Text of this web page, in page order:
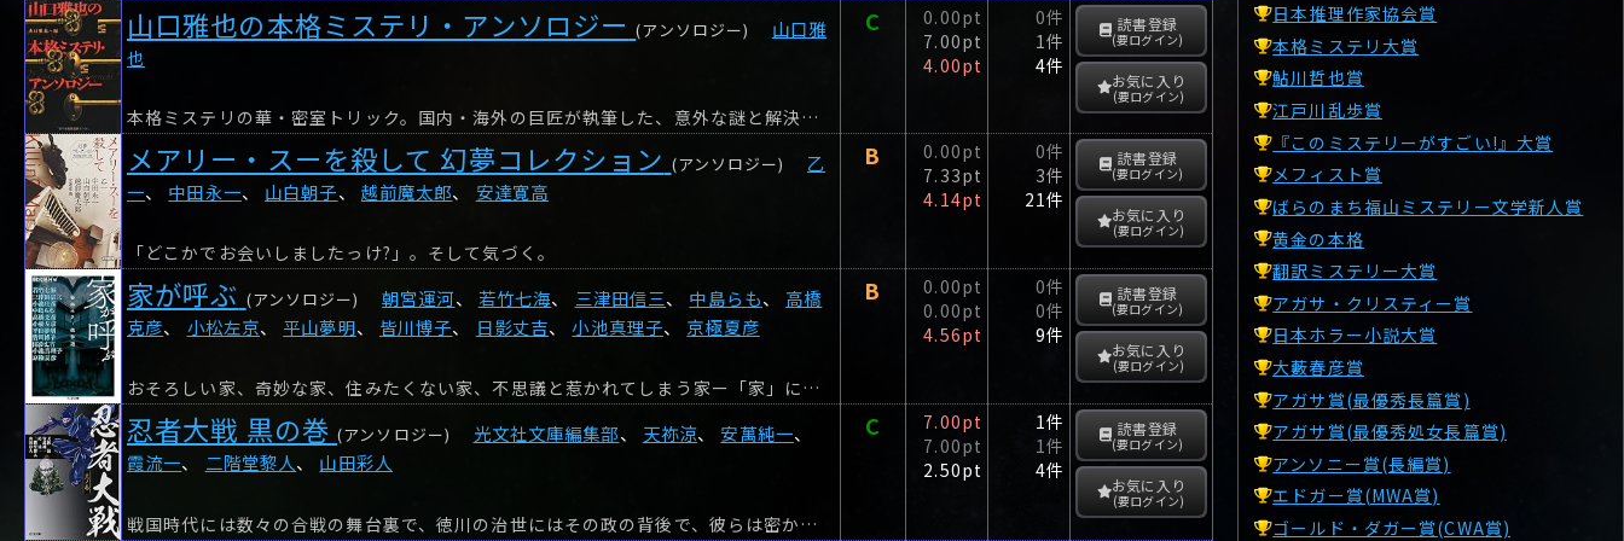
山口雅也の本格ミステリ・アンソロジー (アンソロジー)
山口雅
也
本格ミステリの華・密室トリック。国内・海外の巨匠が執筆した、意外な謎と解決が冴える傑作短編。
C
0.00pt
7.00pt
4.00pt
0件
1件
4件
読書登録
(要ログイン)
お気に入り
(要ログイン)
メアリー・スーを殺して 幻夢コレクション (アンソロジー)
乙
一、 中田永一、 山白朝子、 越前魔太郎、 安達寛高
「どこかでお会いしましたっけ?」。そして気づく。
B
0.00pt
7.33pt
4.14pt
0件
3件
21件
読書登録
(要ログイン)
お気に入り
(要ログイン)
家が呼ぶ (アンソロジー) 朝宮運河、 若竹七海、 三津田信三、 中島らも、 高橋
克彦、 小松左京、 平山夢明、 皆川博子、 日影丈吉、小池真理子、 京極夏彦
おそろしい家、奇妙な家、住みたくない家、不思議と惹かれてしまう家ー「家」にまつわるホラー作品は古今東西人々の心を掴んで離さない。
B
0.00pt
0.00pt
4.56pt
0件
0件
9件
読書登録
(要ログイン)
お気に入り
(要ログイン)
忍者大戦 黒の巻 (アンソロジー) 光文社文庫編集部、 天祢涼、 安萬純一、
霞流一、 二階堂黎人、 山田彩人
戦国時代には数々の合戦の舞台裏で、徳川の治世にはその政の背後で、彼らは密かに戦い続けていた―。
C
7.00pt
7.00pt
2.50pt
1件
1件
4件
読書登録
(要ログイン)
お気に入り
(要ログイン)
日本推理作家協会賞
本格ミステリ大賞
鮎川哲也賞
江戸川乱歩賞
『このミステリーがすごい!』大賞
メフィスト賞
ばらのまち福山ミステリー文学新人賞
黄金の本格
翻訳ミステリー大賞
アガサ・クリスティー賞
日本ホラー小説大賞
大藪春彦賞
アガサ賞(最優秀長篇賞)
アガサ賞(最優秀処女長篇賞)
アンソニー賞(長編賞)
エドガー賞(MWA賞)
ゴールド・ダガー賞(CWA賞)